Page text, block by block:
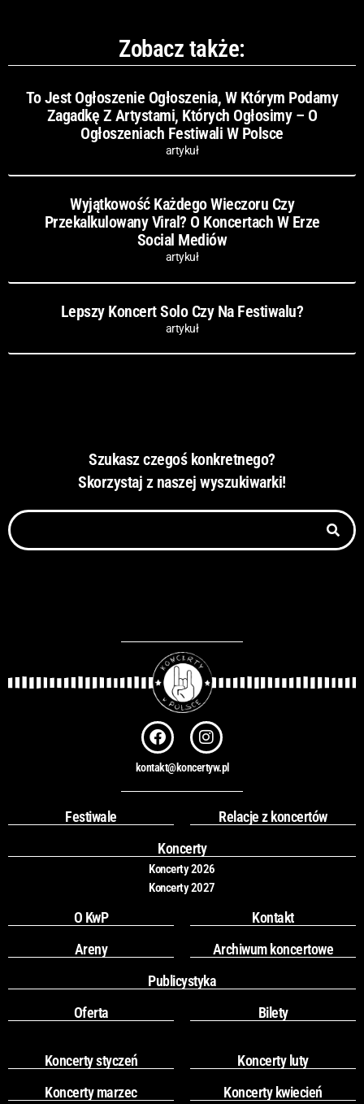
Zobacz także:
To Jest Ogłoszenie Ogłoszenia, W Którym Podamy
Zagadkę Z Artystami, Których Ogłosimy – O
Ogłoszeniach Festiwali W Polsce
artykuł
Wyjątkowość Każdego Wieczoru Czy
Przekalkulowany Viral? O Koncertach W Erze
Social Mediów
artykuł
Lepszy Koncert Solo Czy Na Festiwalu?
artykuł
Szukasz czegoś konkretnego?
Skorzystaj z naszej wyszukiwarki!
Szukaj
F
a
c
e
b
o
k
I
n
s
t
a
r
a
m
kontakt@koncertyw.pl
Festiwale
Relacje z koncertów
Koncerty
Koncerty 2026
Koncerty 2027
O KwP
Kontakt
Areny
Archiwum koncertowe
Publicystyka
Oferta
Bilety
Koncerty styczeń
Koncerty luty
Koncerty marzec
Koncerty kwiecień